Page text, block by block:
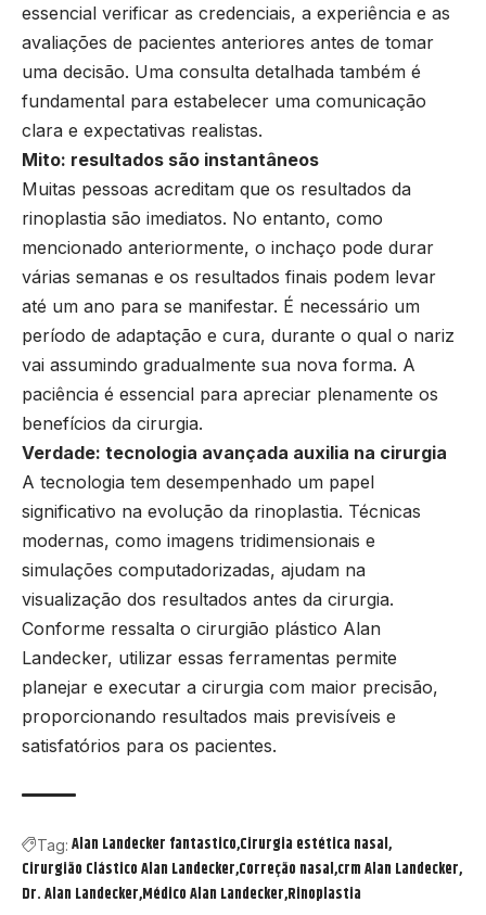
essencial verificar as credenciais, a experiência e as
avaliações de pacientes anteriores antes de tomar
uma decisão. Uma consulta detalhada também é
fundamental para estabelecer uma comunicação
clara e expectativas realistas.
Mito: resultados são instantâneos
Muitas pessoas acreditam que os resultados da
rinoplastia são imediatos. No entanto, como
mencionado anteriormente, o inchaço pode durar
várias semanas e os resultados finais podem levar
até um ano para se manifestar. É necessário um
período de adaptação e cura, durante o qual o nariz
vai assumindo gradualmente sua nova forma. A
paciência é essencial para apreciar plenamente os
benefícios da cirurgia.
Verdade: tecnologia avançada auxilia na cirurgia
A tecnologia tem desempenhado um papel
significativo na evolução da rinoplastia. Técnicas
modernas, como imagens tridimensionais e
simulações computadorizadas, ajudam na
visualização dos resultados antes da cirurgia.
Conforme ressalta o cirurgião plástico Alan
Landecker, utilizar essas ferramentas permite
planejar e executar a cirurgia com maior precisão,
proporcionando resultados mais previsíveis e
satisfatórios para os pacientes.
Tag: Alan Landecker fantastico Cirurgia estética nasal
Cirurgião Clástico Alan Landecker Correção nasal crm Alan Landecker
Dr. Alan Landecker Médico Alan Landecker Rinoplastia